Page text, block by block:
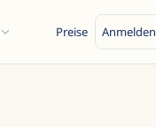
Preise Anmelden